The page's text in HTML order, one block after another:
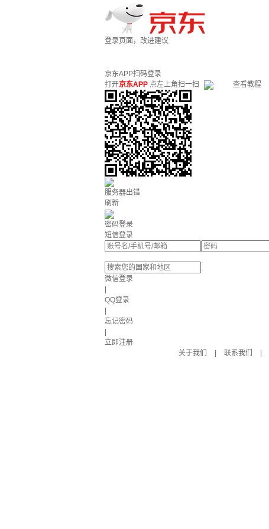
登录页面，改进建议
京东APP扫码登录
打开京东APP 点左上角扫一扫 查看教程
服务器出错
刷新
密码登录
短信登录
微信登录
QQ登录
忘记密码
立即注册
关于我们
联系我们